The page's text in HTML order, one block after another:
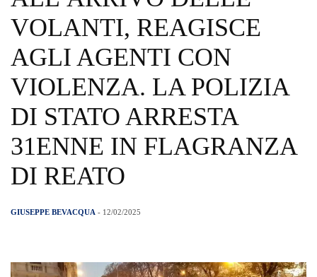
VOLANTI, REAGISCE
AGLI AGENTI CON
VIOLENZA. LA POLIZIA
DI STATO ARRESTA
31ENNE IN FLAGRANZA
DI REATO
GIUSEPPE BEVACQUA - 12/02/2025